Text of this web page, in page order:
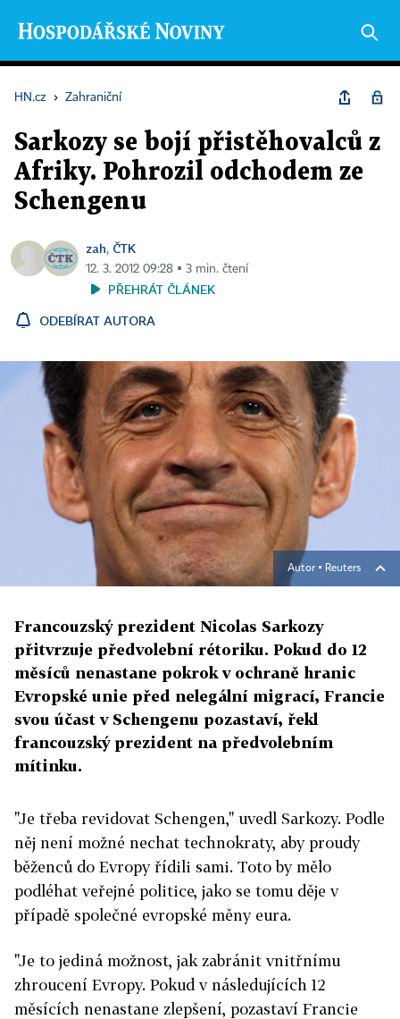
HN.cz › Zahraniční
Sarkozy se bojí přistěhovalců z
Afriky. Pohrozil odchodem ze
Schengenu
zah, ČTK
12. 3. 2012 09:28 ▪ 3 min. čtení
PŘEHRÁT ČLÁNEK
ODEBÍRAT AUTORA
Autor ▪ Reuters
Francouzský prezident Nicolas Sarkozy
přitvrzuje předvolební rétoriku. Pokud do 12
měsíců nenastane pokrok v ochraně hranic
Evropské unie před nelegální migrací, Francie
svou účast v Schengenu pozastaví, řekl
francouzský prezident na předvolebním
mítinku.
"Je třeba revidovat Schengen," uvedl Sarkozy. Podle
něj není možné nechat technokraty, aby proudy
běženců do Evropy řídili sami. Toto by mělo
podléhat veřejné politice, jako se tomu děje v
případě společné evropské měny eura.
"Je to jediná možnost, jak zabránit vnitřnímu
zhroucení Evropy. Pokud v následujících 12
měsících nenastane zlepšení, pozastaví Francie